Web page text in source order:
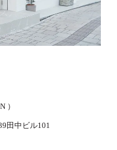
）
田中ビル101